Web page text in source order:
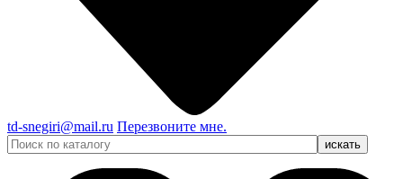
td-snegiri@mail.ru Перезвоните мне.